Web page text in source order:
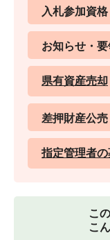
入札参加資格
お知らせ・
県有資産売却
差押財産公売
指定管理者
こ
こ